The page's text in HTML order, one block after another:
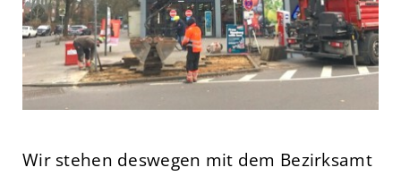
Wir stehen deswegen mit dem Bezirksamt